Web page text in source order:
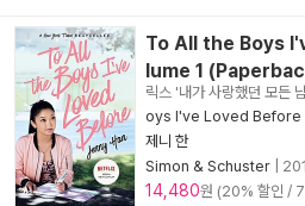
To All the Boys
lume 1
릭스 '내가 사랑했던 모든
oys I've Loved Before
제니 한
Simon & Schuster
14,480원 (20% 할인 /